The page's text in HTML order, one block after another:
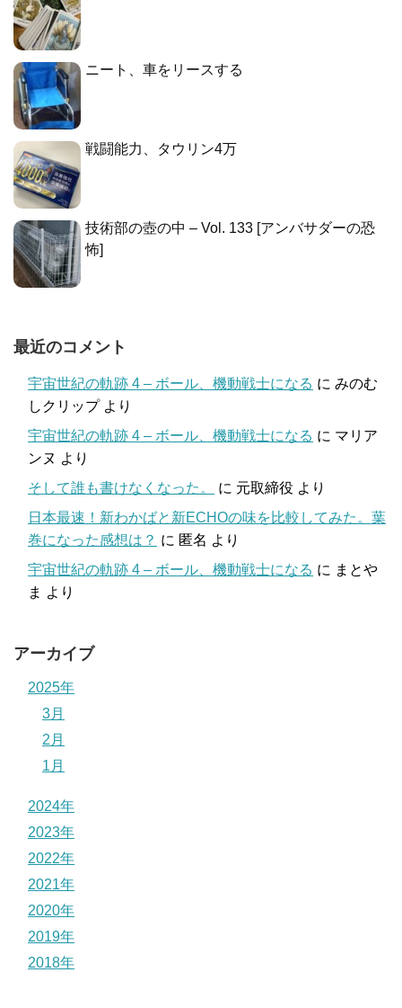
ニート、車をリースする
戦闘能力、タウリン4万
技術部の壺の中 – Vol. 133 [アンバサダーの恐
怖]
最近のコメント
宇宙世紀の軌跡 4 – ボール、機動戦士になる に みのむ
しクリップより
宇宙世紀の軌跡 4 – ボール、機動戦士になる に マリア
ンヌ より
そして誰も書けなくなった。
に 元取締役 より
日本最速！新わかばと新ECHOの味を比較してみた。葉
巻になった感想は？ に 匿名 より
宇宙世紀の軌跡 4 – ボール、機動戦士になる に まとや
ま より
アーカイブ
2025年
3月
2月
1月
2024年
2023年
2022年
2021年
2020年
2019年
2018年